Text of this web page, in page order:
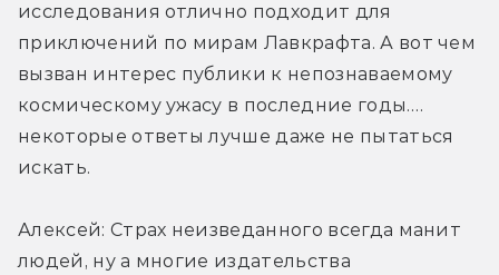
исследования отлично подходит для
приключений по мирам Лавкрафта. А вот чем
вызван интерес публики к непознаваемому
космическому ужасу в последние годы….
некоторые ответы лучше даже не пытаться
искать.
Алексей: Страх неизведанного всегда манит
людей, ну а многие издательства